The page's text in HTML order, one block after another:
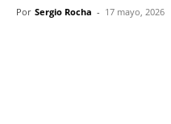
Por Sergio Rocha - 17 mayo, 2026